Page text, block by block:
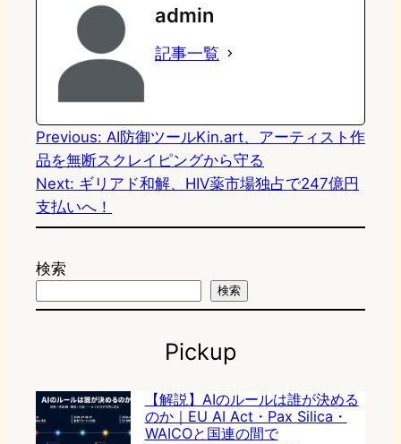
o
d
n
s
k
k
admin
記事一覧
Previous: AI防御ツールKin.art、アーティスト作
品を無断スクレイピングから守る
Next: ギリアド和解、HIV薬市場独占で247億円
支払いへ！
検索
検索
Pickup
【解説】AIのルールは誰が決める
のか｜EU AI Act・Pax Silica・
WAICOと国連の間で